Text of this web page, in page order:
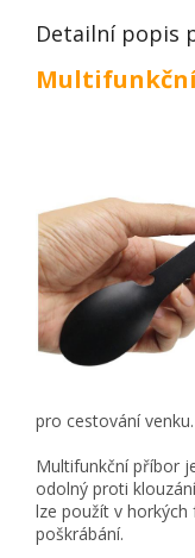
Detailní popis
pro cestování
Multifunkční příbor
odolný proti
lze použít v
poškrábání.